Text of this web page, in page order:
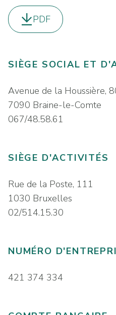
Télécharger le
PDF
SIÈGE SOCIAL ET
Avenue de la Houssière,
7090 Braine-le-Comte
067/48.58.61
SIÈGE D'ACTIVITÉS
Rue de la Poste, 111
1030 Bruxelles
02/514.15.30
NUMÉRO
421 374 334